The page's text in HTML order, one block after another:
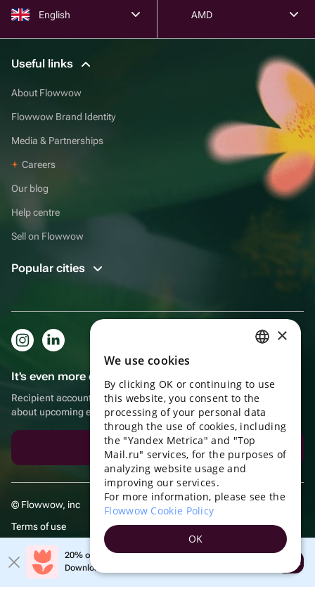
English AMD
Useful links
About Flowwow
Flowwow Brand Identity
Media & Partnerships
Careers
Our blog
Help centre
Sell on Flowwow
Popular cities
It's even more convenient in the app!
Recipient account, extra rewards for purchases and reminders
about upcoming events
Download the app
© Flowwow, inc
Terms of use
Privacy policy20% off your first order!
Download the app & get your promo
Open
ENGLISH
UKRAINIAN
PORTUGUESE
SPANISH
TURKISH
GERMAN
×
We use cookies
By clicking OK or continuing to use
this website, you consent to the
processing of your personal data
through the use of cookies, including
the "Yandex Metrica" and "Top
Mail.ru" services, for the purposes of
analyzing website usage and
improving our services.
For more information, please see the
Flowwow Cookie Policy
OK